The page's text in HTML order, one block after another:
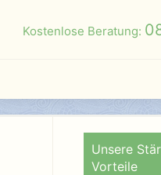
Kostenlose Beratung:
Unsere
Vorteile